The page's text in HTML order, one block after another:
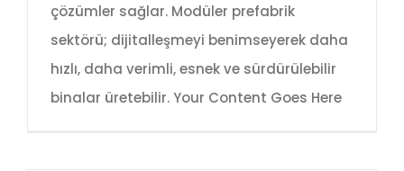
çözümler sağlar. Modüler prefabrik
sektörü; dijitalleşmeyi benimseyerek daha
hızlı, daha verimli, esnek ve sürdürülebilir
binalar üretebilir. Your Content Goes Here